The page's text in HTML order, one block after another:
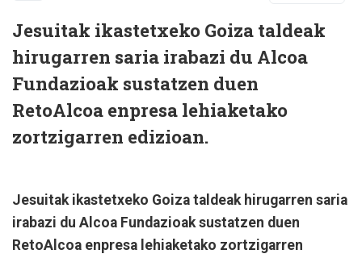
Jesuitak ikastetxeko Goiza taldeak
hirugarren saria irabazi du Alcoa
Fundazioak sustatzen duen
RetoAlcoa enpresa lehiaketako
zortzigarren edizioan.
Jesuitak ikastetxeko Goiza taldeak hirugarren saria
irabazi du Alcoa Fundazioak sustatzen duen
RetoAlcoa enpresa lehiaketako zortzigarren